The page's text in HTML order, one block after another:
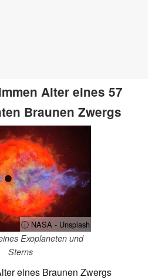
Alter eines 57
Braunen Zwergs
ⓘ NASA - Unsplash
Exoplaneten und
Sterns
eines Braunen Zwergs